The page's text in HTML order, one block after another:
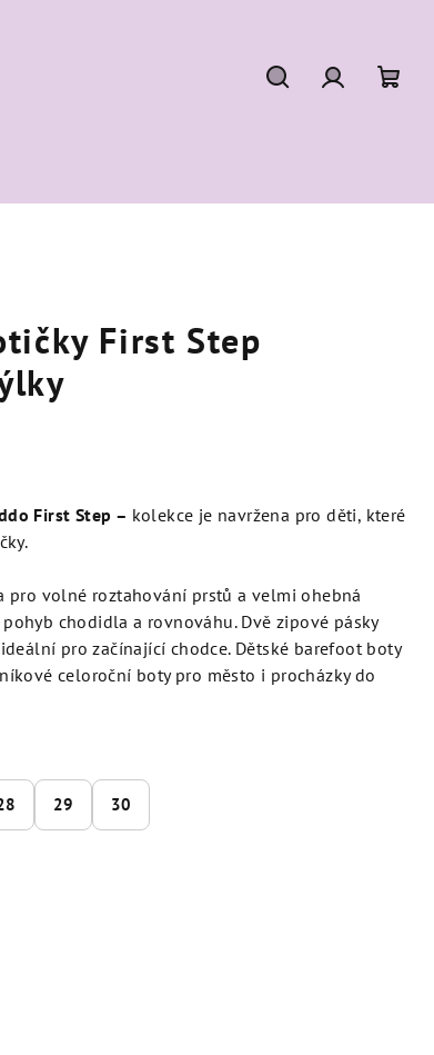
First Step
First Step – kolekce je navržena pro děti, které
pro volné roztahování prstů a velmi ohebná
chodidla a rovnováhu. Dvě zipové pásky
pro začínající chodce. Dětské barefoot boty
celoroční boty pro město i procházky do
29 30